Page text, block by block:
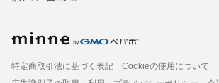
特定商取引法に基づく表記
Cookieの使用について